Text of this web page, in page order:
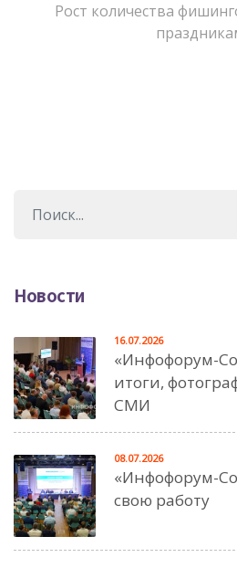
Рост количества
Новости
«Инфофорум-
итоги,
СМИ
16.07.2026
«Инфофорум-
свою работу
08.07.2026